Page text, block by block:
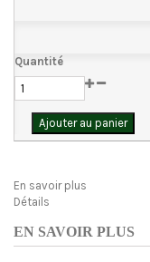
Quantité
Ajouter au panier
En savoir plus
Détails
EN SAVOIR PLUS